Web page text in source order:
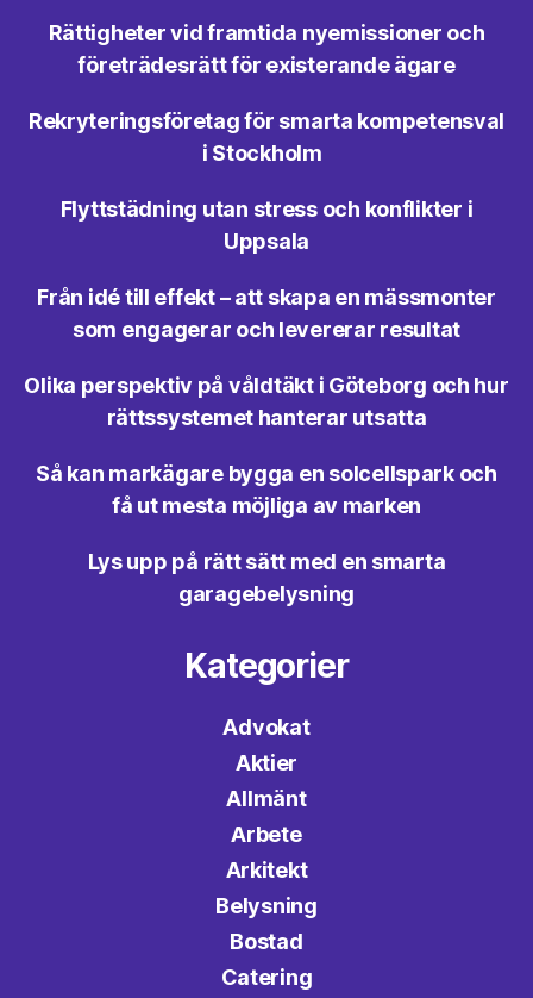
Rättigheter vid framtida nyemissioner och
företrädesrätt för existerande ägare
Rekryteringsföretag för smarta kompetensval
i Stockholm
Flyttstädning utan stress och konflikter i
Uppsala
Från idé till effekt – att skapa en mässmonter
som engagerar och levererar resultat
Olika perspektiv på våldtäkt i Göteborg och hur
rättssystemet hanterar utsatta
Så kan markägare bygga en solcellspark och
få ut mesta möjliga av marken
Lys upp på rätt sätt med en smarta
garagebelysning
Kategorier
Advokat
Aktier
Allmänt
Arbete
Arkitekt
Belysning
Bostad
Catering